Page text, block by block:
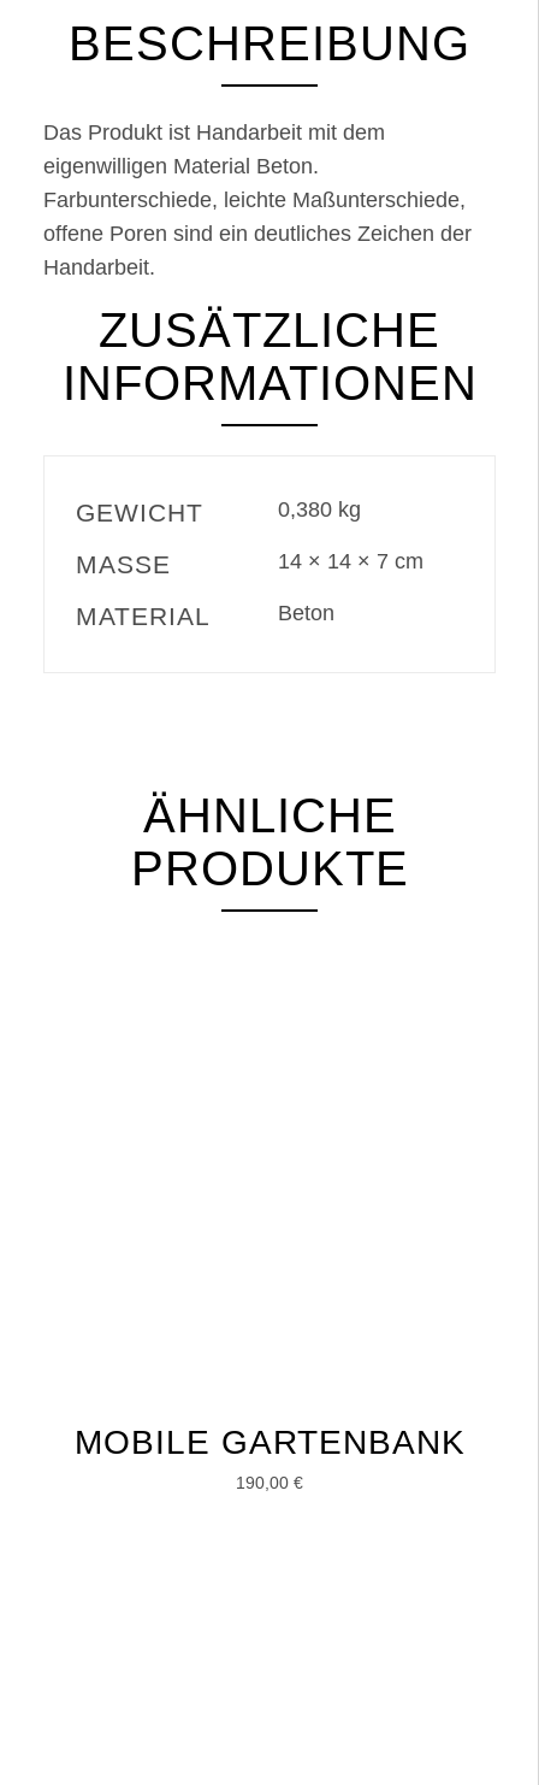
BESCHREIBUNG
Das Produkt ist Handarbeit mit dem
eigenwilligen Material Beton.
Farbunterschiede, leichte Maßunterschiede,
offene Poren sind ein deutliches Zeichen der
Handarbeit.
ZUSÄTZLICHE
INFORMATIONEN
GEWICHT 0,380 kg
MASSE 14 × 14 × 7 cm
MATERIAL Beton
ÄHNLICHE
PRODUKTE
MOBILE GARTENBANK
190,00 €